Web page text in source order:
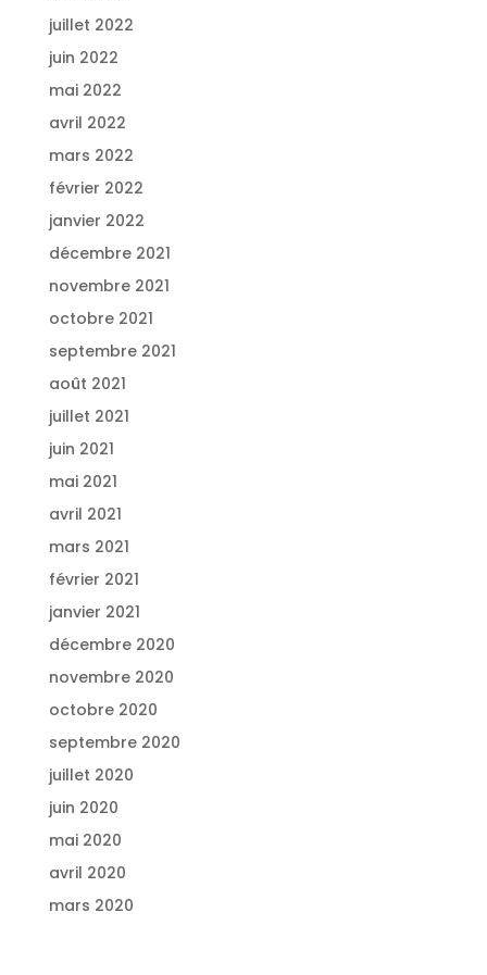
juillet 2022
juin 2022
mai 2022
avril 2022
mars 2022
février 2022
janvier 2022
décembre 2021
novembre 2021
octobre 2021
septembre 2021
août 2021
juillet 2021
juin 2021
mai 2021
avril 2021
mars 2021
février 2021
janvier 2021
décembre 2020
novembre 2020
octobre 2020
septembre 2020
juillet 2020
juin 2020
mai 2020
avril 2020
mars 2020